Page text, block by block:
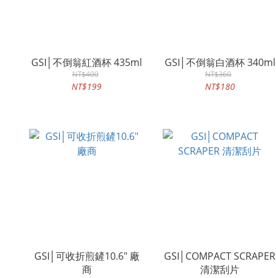
GSI│不倒翁紅酒杯 435ml
NT$400
NT$199
GSI│不倒翁白酒杯 340ml
NT$360
NT$180
GSI│可收折煎鏟10.6" 廠
商
GSI│COMPACT SCRAPER
清潔刮片